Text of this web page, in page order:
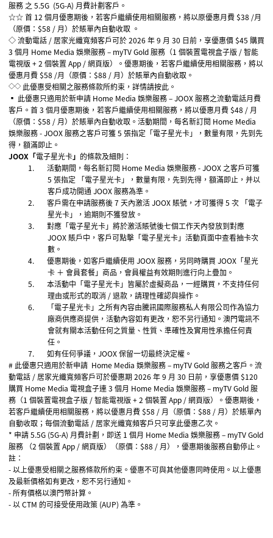
服務 之 5.5G (5G-A) 月費計劃客戶。
☆☆ 首 12 個月優惠期後，若客戶繼續使用相關服務，將以原優惠月費 $38 /月
（原價：$58 / 月） 於賬單內自動收取 。
◇ 流動電話 / 居家光纖寬頻客戶可於2026 年 9 月 30 日前，享優惠價 $45 購買
3 個月 Home Media 娛樂服務 – myTV Gold 服務（1 個裝置電視盒子版 /智能
電視版 + 2 個裝置 App /網頁版）。優惠期後，若客戶繼續使用相關服務，將以
優惠月費 $58 /月（原價： $88 / 月）於賬單內自動收取。
◇◇ 此優惠受相關之服務條款所約束，詳情請按此 。
▪ 此優惠只適用於新申請 Home Media 娛樂服務– JOOX 服務之流動電話月費
客戶。首3 個月優惠期後，若客戶繼續使用相關服務，將以優惠月費 $48 / 月
（原價： $58 / 月）於賬單內自動收取。活動期間，每名新訂閱 Home Media
娛樂服務- JOOX 服務之客戶可獲5 張指定「電子星光卡」，數量有限，先到先
得，額滿即止。
JOOX 「電子星光卡」 的條款及細則：
1.
活動期間，每名新訂閱 Home Media 娛樂服務-JOOX 之客戶可獲
5 張指定
「電子星光卡」，數量有限，先到先得，額滿即止，并以
客戶成功開通 JOOX 服務為準。
2.
客戶需在申請服務後7 天內激活JOOX 賬號，才可獲得5 次 「電子
星光卡」，逾期則不獲發放。
3.
對應「電子星光卡」將於激活賬號後七個工作天內發放到對應
JOOX 賬戶中，客戶可點擊「電子星光卡」活動頁面中查看抽卡次
數。
4.
優惠期後，如客戶繼續使用 JOOX 服務，另同時購買 JOOX 「星光
卡 ＋ 會員套餐」商品，會員權益有效期則進行向上疊加。
5.
本活動中「電子星光卡」皆屬於虛擬商品，一經購買，不支持任何
理由或形式的取消 /退款，請理性確認與操作。
6.
「電子星光卡」之所有內容由騰訊國際服務私人有限公司作為協力
廠商供應商提供，活動內容如有更改，恕不另行通知。澳門電訊不
會就有關本活動任何之質量、性質、準確性及實用性承擔任何責
任。
7.
如有任何爭議， JOOX保留一切最終決定權。
# 此優惠只適用於新申請 Home Media 娛樂服務 – myTV Gold 服務之客戶。流
動電話 / 居家光纖寬頻客戶可於優惠期 2026 年9 月 30 日前，享優惠價 $120
購買 Home Media 電視盒子連3 個月 Home Media 娛樂服務 – myTV Gold 服
務（1 個裝置電視盒子版 /智能電視版 + 2 個裝置 App /網頁版）。優惠期後，
若客戶繼續使用相關服務，將以優惠月費 $58 / 月（原價： $88 / 月）於賬單內
自動收取；每個流動電話 / 居家光纖寬頻客戶只可享此優惠乙次。
* 申請5.5G (5G-A) 月費計劃，即送 1 個月 Home Media 娛樂服務 – myTV Gold
服務 （2 個裝置 App /網頁版）（原價： $88 / 月），優惠期後服務自動停止。
註：
-以上優惠受相關之服務條款所約束。優惠不可與其他優惠同時使用。以上優惠
及最新價格如有更改，恕不另行通知。
-所有價格以澳門幣計算。
-以 CTM 的可接受使用政策 (AUP) 為準。